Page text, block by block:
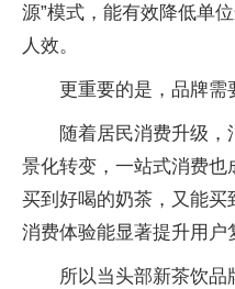
源”模式，能有效降低单
人效。
更重要的是，品牌需
随着居民消费升级
景化转变，一站式消费
买到好喝的奶茶，又能
消费体验能显著提升用户
所以当头部新茶饮